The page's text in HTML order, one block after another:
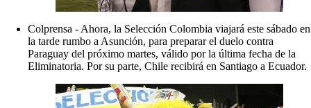
Colprensa - Ahora, la Selección Colombia viajará este sábado en
la tarde rumbo a Asunción, para preparar el duelo contra
Paraguay del próximo martes, válido por la última fecha de la
Eliminatoria. Por su parte, Chile recibirá en Santiago a Ecuador.